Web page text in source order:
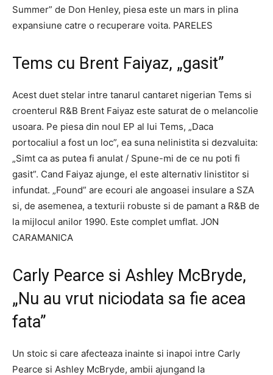
Summer” de Don Henley, piesa este un mars in plina
expansiune catre o recuperare voita. PARELES
Tems cu Brent Faiyaz, „gasit”
Acest duet stelar intre tanarul cantaret nigerian Tems si
croenterul R&B Brent Faiyaz este saturat de o melancolie
usoara. Pe piesa din noul EP al lui Tems, „Daca
portocaliul a fost un loc”, ea suna nelinistita si dezvaluita:
„Simt ca as putea fi anulat / Spune-mi de ce nu poti fi
gasit”. Cand Faiyaz ajunge, el este alternativ linistitor si
infundat. „Found” are ecouri ale angoasei insulare a SZA
si, de asemenea, a texturii robuste si de pamant a R&B de
la mijlocul anilor 1990. Este complet umflat. JON
CARAMANICA
Carly Pearce si Ashley McBryde,
„Nu au vrut niciodata sa fie acea
fata”
Un stoic si care afecteaza inainte si inapoi intre Carly
Pearce si Ashley McBryde, ambii ajungand la